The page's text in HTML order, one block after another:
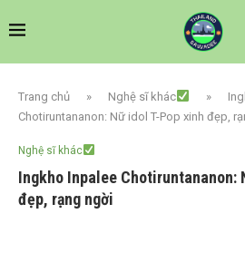
Trang chủ » Nghệ sĩ khác »
Chotiruntananon: Nữ idol T-Pop xinh đẹp,
Nghệ sĩ khác
Ingkho Inpalee Chotiruntananon:
đẹp, rạng ngời